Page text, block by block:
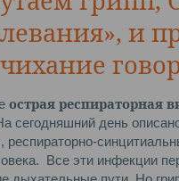
и
острая респираторная
сегодняшний день
респираторно-
Все эти инфекции